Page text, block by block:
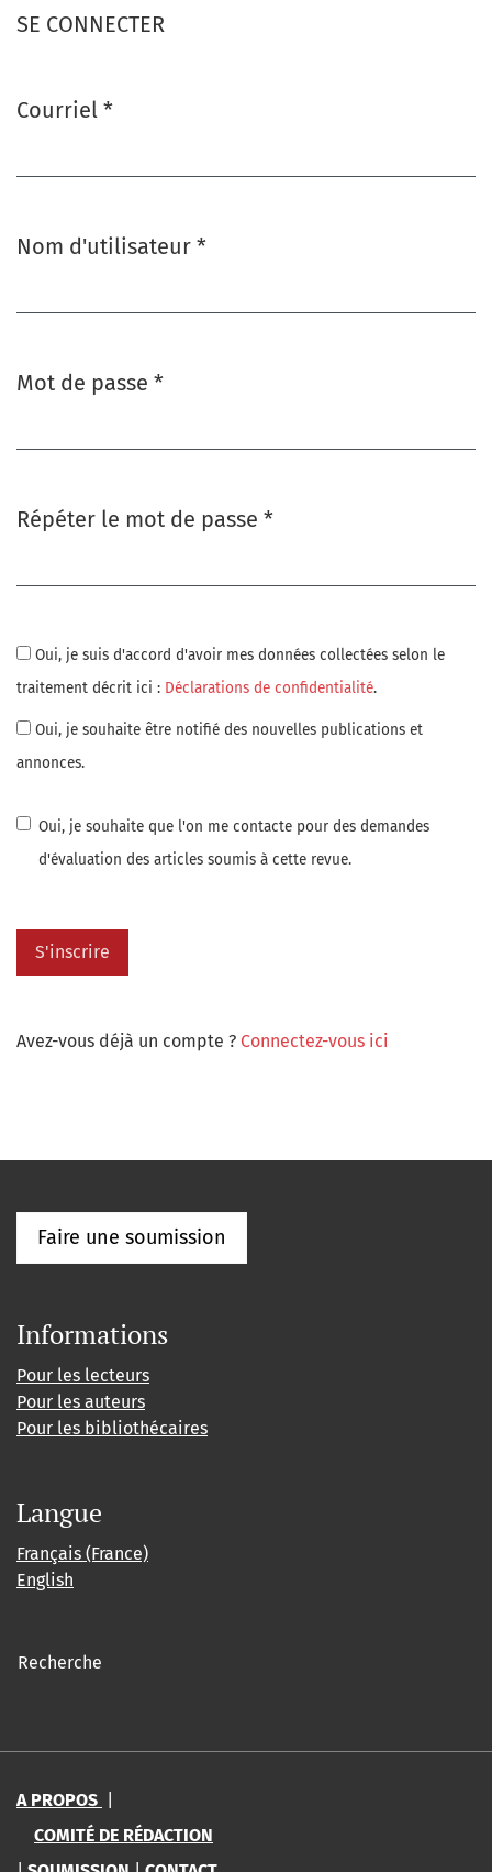
SE CONNECTER
Courriel *
Nom d'utilisateur *
Mot de passe *
Répéter le mot de passe *
traitement décrit ici : Déclarations de confidentialité.
annonces.
Oui, je souhaite que l'on me contacte pour des demandes
d'évaluation des articles soumis à cette revue.
S'inscrire
Avez-vous déjà un compte ? Connectez-vous ici
Faire une soumission
Informations
Pour les lecteurs
Pour les auteurs
Pour les bibliothécaires
Langue
Français (France)
English
Recherche
A PROPOS
COMITÉ DE RÉDACTION